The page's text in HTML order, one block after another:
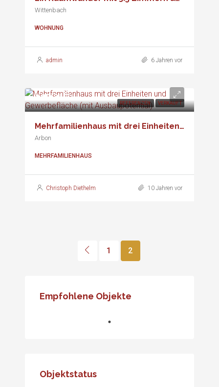
Wittenbach
WOHNUNG
admin 6 Jahren vor
REFERENZEN VERKAUFT
Verkauft
Mehrfamilienhaus mit drei Einheiten und Gewerbefläche (mit Ausbaupotential)
Arbon
MEHRFAMILIENHAUS
Christoph Diethelm 10 Jahren vor
1 2
Empfohlene Objekte
Objektstatus